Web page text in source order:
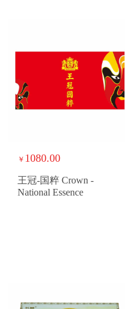
￥ 1080.00
王冠-国粹 Crown -
National Essence